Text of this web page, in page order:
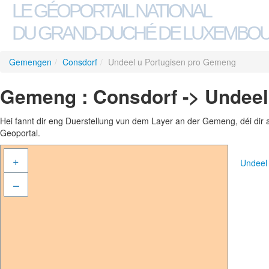
LE GÉOPORTAIL NATIONAL
DU GRAND-DUCHÉ DE
Gemengen / Consdorf / Undeel u Portugisen pro Gemeng
Gemeng : Consdorf ->
Hei fannt dir eng Duerstellung vun dem Layer an der Gemeng, déi
Geoportal.
+
–